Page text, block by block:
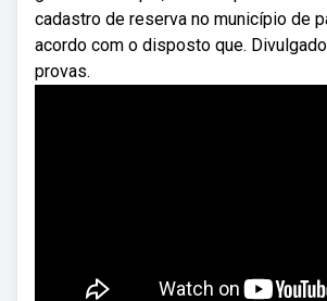
cadastro de reserva no município de
acordo com o disposto que.
provas.